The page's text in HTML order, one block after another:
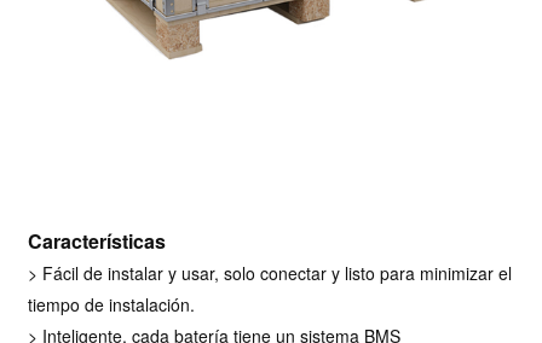
Características
> Fácil de instalar y usar, solo conectar y listo para minimizar el
tiempo de instalación.
> Inteligente, cada batería tiene un sistema BMS